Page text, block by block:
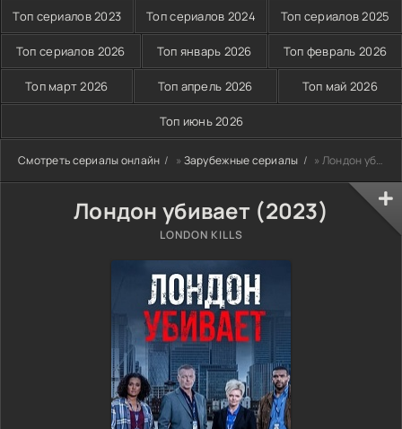
Топ сериалов 2023 Топ сериалов 2024 Топ сериалов 2025
Топ сериалов 2026 Топ январь 2026 Топ февраль 2026
Топ март 2026 Топ апрель 2026 Топ май 2026
Топ июнь 2026
Смотреть сериалы онлайн » Зарубежные сериалы » Лондон убивает (2023)
Лондон убивает (2023)
LONDON KILLS